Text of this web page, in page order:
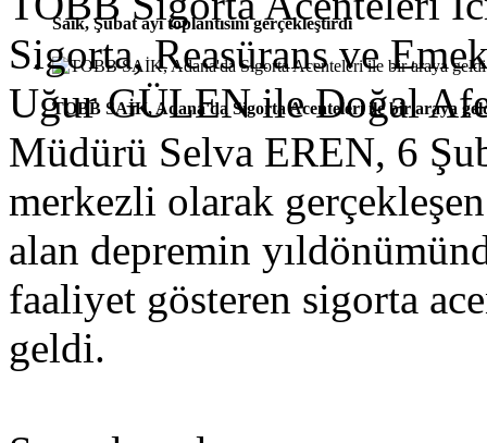
Saik, Şubat ayı toplantısını gerçekleştirdi
TOBB SAİK, Adana'da Sigorta Acenteleri ile bir araya
Sigorta, Reasürans ve
Uğur GÜLEN ile Doğal
Müdürü Selva EREN, 6
merkezli olarak
alan depremin
faaliyet gösteren sigorta
geldi.